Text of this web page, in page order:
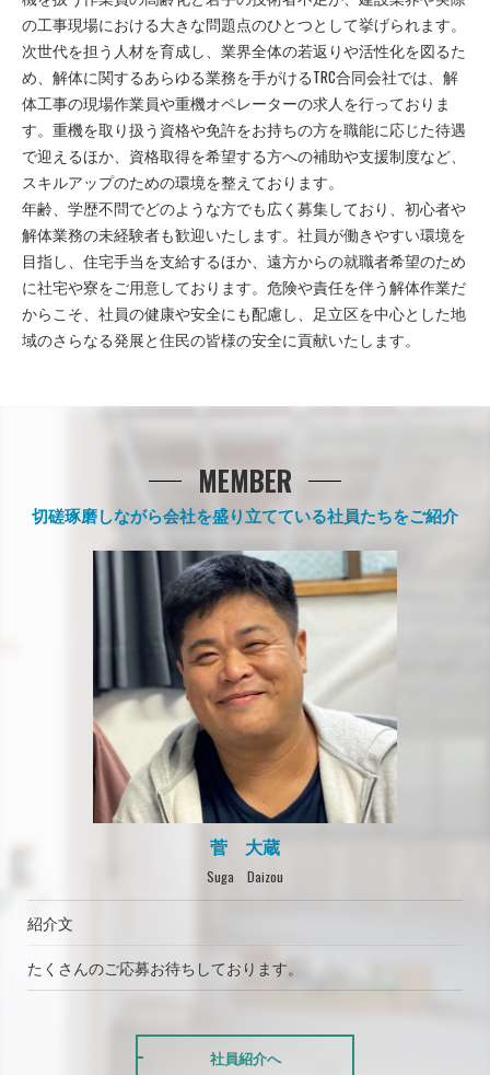
の工事現場における大きな問題点のひとつとして挙げられます。
次世代を担う人材を育成し、業界全体の若返りや活性化を図るた
め、解体に関するあらゆる業務を手がけるTRC合同会社では、解
体工事の現場作業員や重機オペレーターの求人を行っておりま
す。重機を取り扱う資格や免許をお持ちの方を職能に応じた待遇
で迎えるほか、資格取得を希望する方への補助や支援制度など、
スキルアップのための環境を整えております。
年齢、学歴不問でどのような方でも広く募集しており、初心者や
解体業務の未経験者も歓迎いたします。社員が働きやすい環境を
目指し、住宅手当を支給するほか、遠方からの就職者希望のため
に社宅や寮をご用意しております。危険や責任を伴う解体作業だ
からこそ、社員の健康や安全にも配慮し、足立区を中心とした地
域のさらなる発展と住民の皆様の安全に貢献いたします。
切磋琢磨しながら会社を盛り立てている社員たちをご紹介
MEMBER
菅 大蔵
Suga Daizou
紹介文
たくさんのご応募お待ちしております。
社員紹介へ